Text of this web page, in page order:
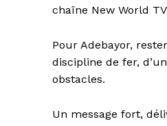
chaîne New World
Pour Adebayor,
discipline de fer,
obstacles.
Un message fort,